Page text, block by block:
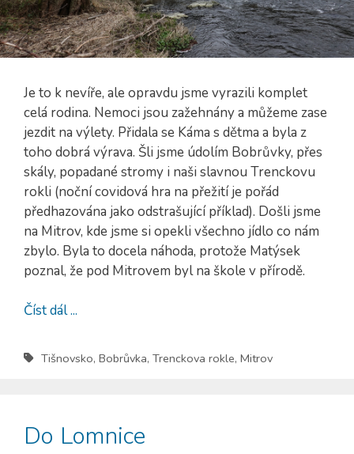
Je to k nevíře, ale opravdu jsme vyrazili komplet
celá rodina. Nemoci jsou zažehnány a můžeme zase
jezdit na výlety. Přidala se Káma s dětma a byla z
toho dobrá výrava. Šli jsme údolím Bobrůvky, přes
skály, popadané stromy i naši slavnou Trenckovu
rokli (noční covidová hra na přežití je pořád
předhazována jako odstrašující příklad). Došli jsme
na Mitrov, kde jsme si opekli všechno jídlo co nám
zbylo. Byla to docela náhoda, protože Matýsek
poznal, že pod Mitrovem byl na škole v přírodě.
Číst dál ...
Tišnovsko, Bobrůvka, Trenckova rokle, Mitrov
Do Lomnice